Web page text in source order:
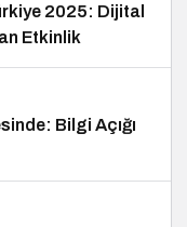
2025: Dijital
Etkinlik
Bilgi Açığı